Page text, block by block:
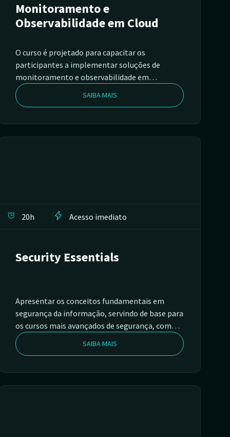
Monitoramento e
Observabilidade em Cloud
O curso é projetado para capacitar os
participantes a implementar soluções de
monitoramento e observabilidade em
ambientes de nuvem, utilizando uma variedade
de ferramentas populares e robustas, como
Monitoring, Graylog, Elasticsearch, Kibana,
OpenTelemetry e Google Cloud Logging.
SAIBA MAIS
20h Acesso imediato
Security Essentials
Apresentar os conceitos fundamentais em
segurança da informação, servindo de base para
os cursos mais avançados de segurança, como
Pentest e Segurança em Servidores Linux. O
curso foca na compreensão de ameaças,
fornecendo a base necessária para se tornar um
profissional de pentest. Este curso abrange
SAIBA MAIS